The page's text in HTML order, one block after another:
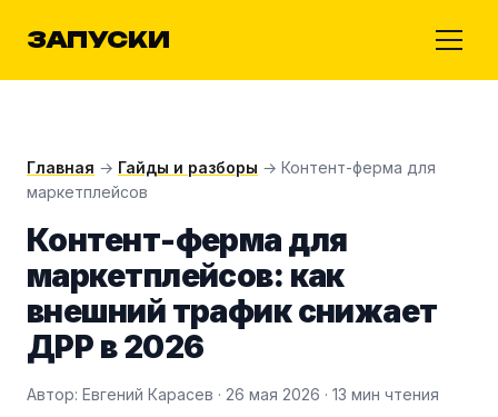
ЗАПУСКИ
Главная → Гайды и разборы → Контент-ферма для
маркетплейсов
Контент-ферма для
маркетплейсов: как
внешний трафик снижает
ДРР в 2026
Автор: Евгений Карасев · 26 мая 2026 · 13 мин чтения